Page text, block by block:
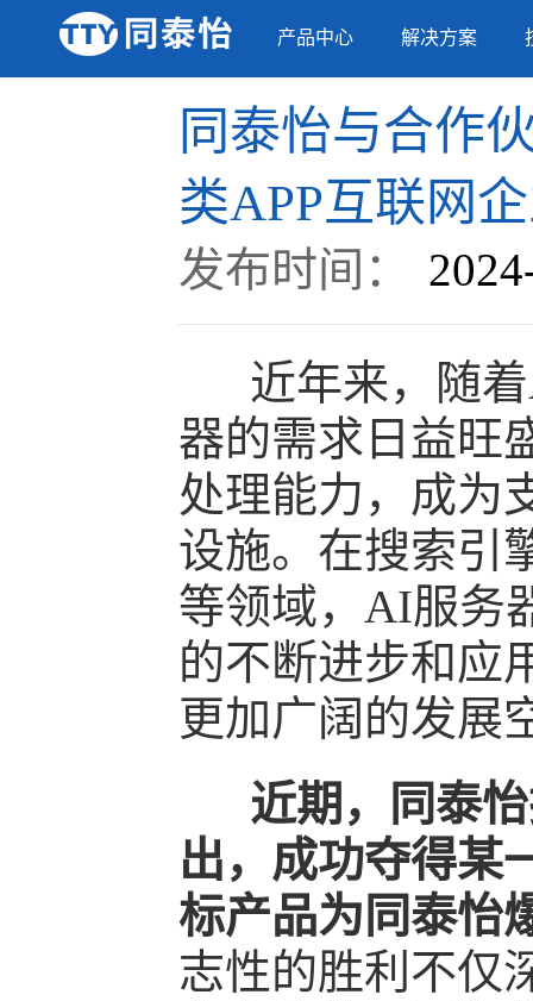
产品中心 解决方案
同泰怡与合作
类APP互联网
发布时间：
近年来，随着
器的需求日益旺
处理能力，成为
设施。在搜索引
等领域，AI服务
的不断进步和应
更加广阔的发展
近期，同泰
出，成功夺得某
标产品为同泰
志性的胜利不仅